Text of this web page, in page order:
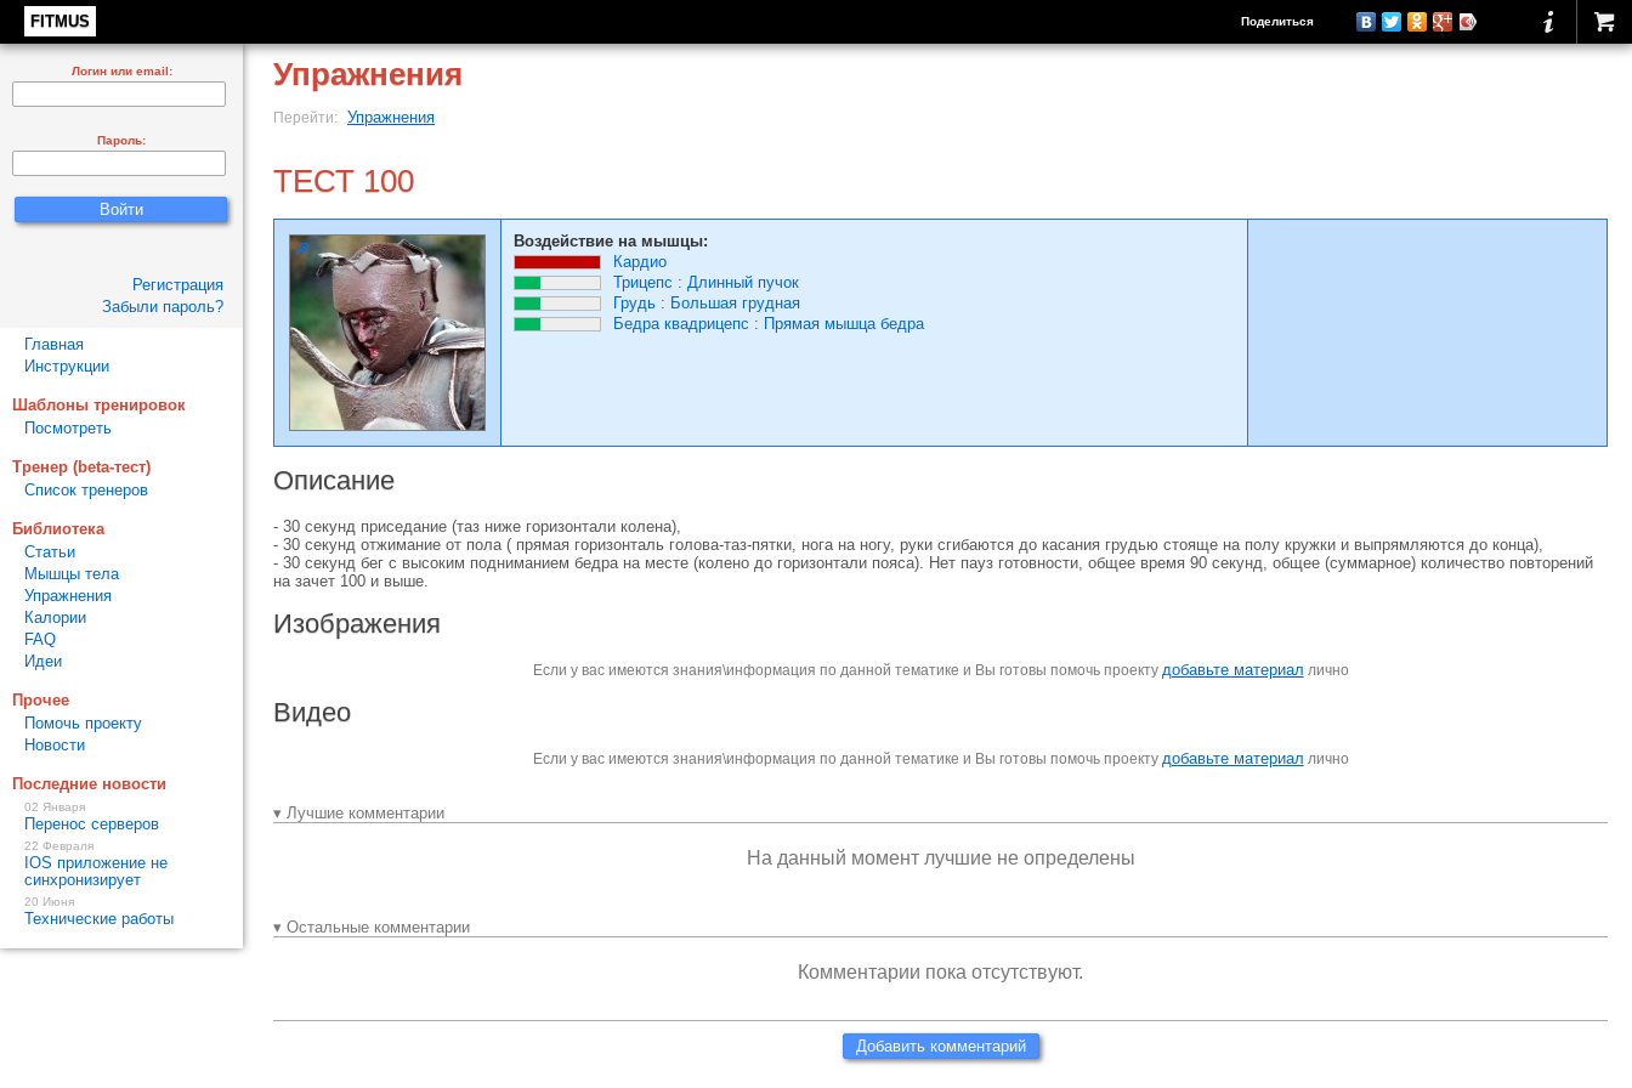
FITMUS Поделиться
Упражнения
Перейти: Упражнения
ТЕСТ 100
Воздействие на мышцы:
Кардио
Трицепс : Длинный пучок
Грудь : Большая грудная
Бедра квадрицепс : Прямая мышца бедра
Описание
- 30 секунд приседание (таз ниже горизонтали колена),
- 30 секунд отжимание от пола ( прямая горизонталь голова-таз-пятки, нога на ногу, руки сгибаются до касания грудью стояще на полу кружки и выпрямляются до конца),
- 30 секунд бег с высоким подниманием бедра на месте (колено до горизонтали пояса). Нет пауз готовности, общее время 90 секунд, общее (суммарное) количество повторений
на зачет 100 и выше.
Изображения
Если у вас имеются знания\информация по данной тематике и Вы готовы помочь проекту добавьте материал лично
Видео
Если у вас имеются знания\информация по данной тематике и Вы готовы помочь проекту добавьте материал лично
▾ Лучшие комментарии
На данный момент лучшие не определены
▾ Остальные комментарии
Комментарии пока отсутствуют.
Добавить комментарий
Логин или email:
Пароль:
Регистрация
Забыли пароль?
Главная
Инструкции
Шаблоны тренировок
Посмотреть
Тренер (beta-тест)
Список тренеров
Библиотека
Статьи
Мышцы тела
Упражнения
Калории
FAQ
Идеи
Прочее
Помочь проекту
Новости
Последние новости
02 Января
Перенос серверов
22 Февраля
IOS приложение не
синхронизирует
20 Июня
Технические работы